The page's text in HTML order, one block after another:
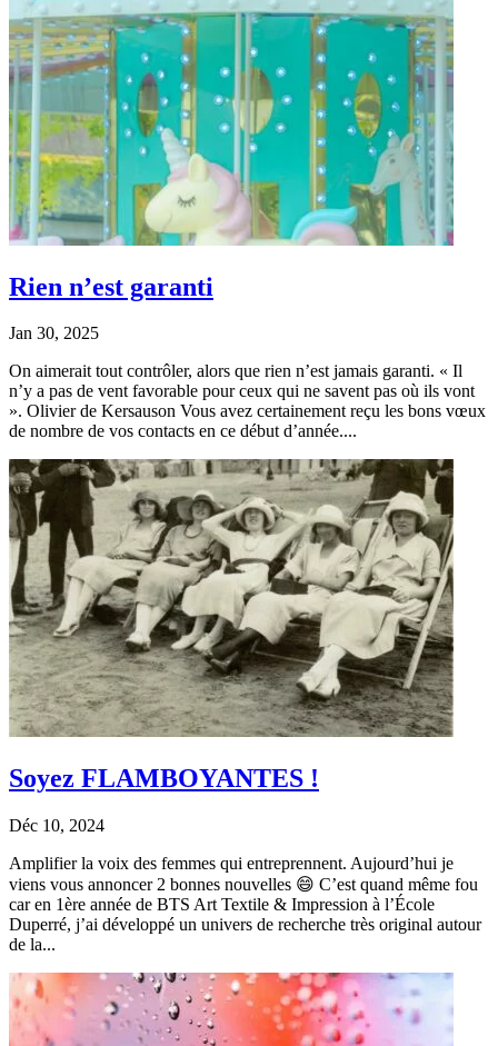
Rien n’est garanti
Jan 30, 2025
On aimerait tout contrôler, alors que rien n’est jamais garanti. « Il
n’y a pas de vent favorable pour ceux qui ne savent pas où ils vont
». Olivier de Kersauson Vous avez certainement reçu les bons vœux
de nombre de vos contacts en ce début d’année....
Soyez FLAMBOYANTES !
Déc 10, 2024
Amplifier la voix des femmes qui entreprennent. Aujourd’hui je
viens vous annoncer 2 bonnes nouvelles 😄 C’est quand même fou
car en 1ère année de BTS Art Textile & Impression à l’École
Duperré, j’ai développé un univers de recherche très original autour
de la...